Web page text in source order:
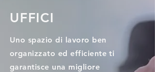
UFFICI
Uno spazio di lavoro ben
organizzato ed efficiente ti
garantisce una migliore